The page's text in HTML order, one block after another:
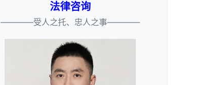
法律咨询
————受人之托、忠人之事————